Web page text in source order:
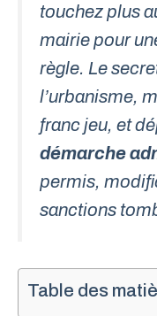
touchez plus
mairie pour
règle. Le
l’urbanisme,
franc jeu, et
démarche
permis,
sanctions
Table des